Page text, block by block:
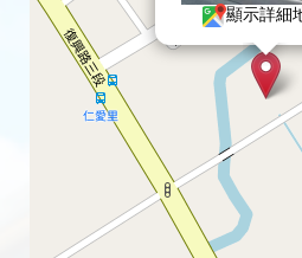
顯示詳細